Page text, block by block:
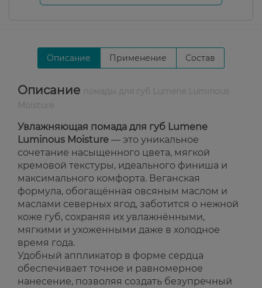
Описание Применение Состав
Описание
Увлажняющая помада для губ Lumene
Luminous Moisture — это уникальное
сочетание насыщенного цвета, мягкой
кремовой текстуры, идеального финиша и
максимального комфорта. Веганская
формула, обогащённая овсяным маслом и
маслами северных ягод, заботится о нежной
коже губ, сохраняя их увлажнёнными,
мягкими и ухоженными даже в холодное
время года.
Удобный аппликатор в форме сердца
обеспечивает точное и равномерное
нанесение, позволяя создать безупречный